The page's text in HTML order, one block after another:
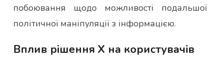
побоювання щодо можливості подальшої
політичної маніпуляції з інформацією.
Вплив рішення X на користувачів